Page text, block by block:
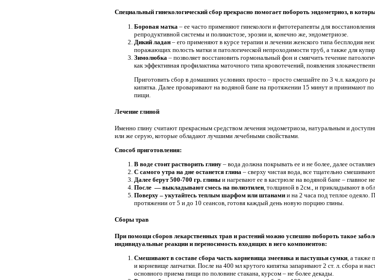
Специальный гинекологический сбор прекрасно помогает побороть эндометриоз, в
Боровая матка – ее часто применяют гинекологи и фитотерапевты для
репродуктивной системы и поликистозе, эрозии и, конечно же, эндометриозе.
Дикий ладан – его применяют в курсе терапии и лечении женского типа бесплодия
поражающих полость матки и патологической непроходимости труб, а также для
Зимолюбка – позволяет восстановить гормональный фон и смягчить течение
как эффективная профилактика маточного типа кровотечений, появления
Приготовить сбор в домашних условиях просто – просто смешайте по 3 ч.л. каждого
кипятка. Далее проваривают на водяной бане на протяжении 15 минут и принимают
пищи.
Лечение глиной
Именно глину считают прекрасным средством лечения эндометриоза, натуральным и
или же серую, которые обладают лучшими лечебными свойствами.
Способ приготовления:
В воде стоит растворить глину – вода должна покрывать ее и не более, далее
С самого утра на дне останется глина – сверху чистая вода, все тщательно
Далее берут 500-700 гр. глины и нагревают ее в кастрюле на водяной бане – главное
После — выкладывают смесь на полиэтилен, толщиной в 2см., и прикладывают в
Поверху – укутайтесь теплым шарфом или штанами и на 2 часа под теплое одеяло.
протяжении от 5 и до 10 сеансов, готовя каждый день новую порцию глины.
Сборы трав
При помощи сборов лекарственных трав и растений можно успешно побороть такое
индивидуальные реакции и переносимость входящих в него компонентов:
Смешивают в составе сбора часть корневища змеевика и пастушьи сумки , а
и корневище лапчатки. После на 400 мл крутого кипятка запаривают 2 ст. л. сбора и
основного приема пищи по половине стакана, курсом – не более декады.